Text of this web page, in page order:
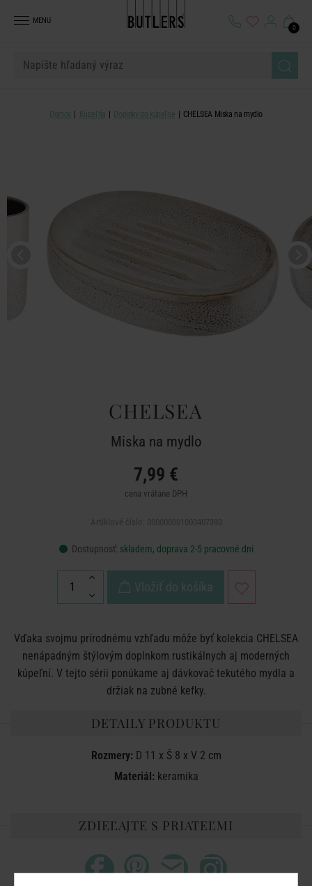
MENU
0
Domov Kúpeľňa Doplnky do kúpeľne CHELSEA Miska na mydlo
CHELSEA
Miska na mydlo
7,99 €
cena vrátane DPH
Dostupnosť: skladem, doprava 2-5 pracovné dni
Vložiť do košíka
Vďaka svojmu prírodnému vzhľadu môže byť kolekcia CHELSEA
nenápadným štýlovým doplnkom rustikálnych aj moderných
kúpeľní. V tejto sérii ponúkame aj dávkovač tekutého mydla a
držiak na zubné kefky.
DETAILY PRODUKTU
Rozmery:D 11 x Š 8 x V 2 cm
Materiál:keramika
ZDIEĽAJTE S PRIATEĽMI